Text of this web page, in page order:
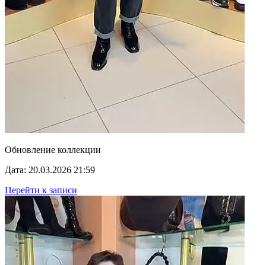
Обновление коллекции
Дата: 20.03.2026 21:59
Перейти к записи